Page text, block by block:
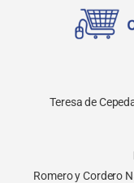
Teresa de
Romero y Cordero